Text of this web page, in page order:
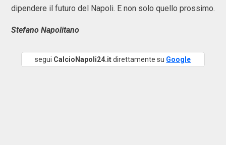
dipendere il futuro del Napoli. E non solo quello prossimo.
Stefano Napolitano
segui CalcioNapoli24.itdirettamente su Google